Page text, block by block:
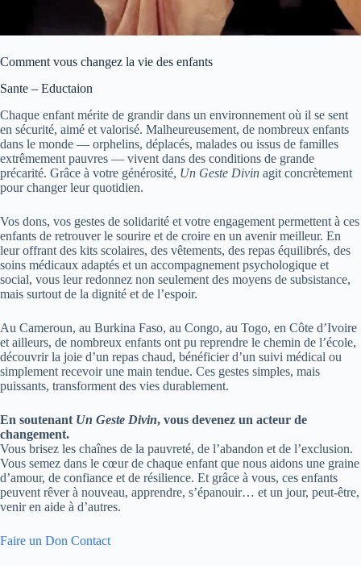
Comment vous changez la vie des enfants
Sante – Eductaion
Chaque enfant mérite de grandir dans un environnement où il se sent
en sécurité, aimé et valorisé. Malheureusement, de nombreux enfants
dans le monde — orphelins, déplacés, malades ou issus de familles
extrêmement pauvres — vivent dans des conditions de grande
précarité. Grâce à votre générosité, Un Geste Divin agit concrètement
pour changer leur quotidien.
Vos dons, vos gestes de solidarité et votre engagement permettent à ces
enfants de retrouver le sourire et de croire en un avenir meilleur. En
leur offrant des kits scolaires, des vêtements, des repas équilibrés, des
soins médicaux adaptés et un accompagnement psychologique et
social, vous leur redonnez non seulement des moyens de subsistance,
mais surtout de la dignité et de l’espoir.
Au Cameroun, au Burkina Faso, au Congo, au Togo, en Côte d’Ivoire
et ailleurs, de nombreux enfants ont pu reprendre le chemin de l’école,
découvrir la joie d’un repas chaud, bénéficier d’un suivi médical ou
simplement recevoir une main tendue. Ces gestes simples, mais
puissants, transforment des vies durablement.
En soutenant Un Geste Divin, vous devenez un acteur de
changement.
Vous brisez les chaînes de la pauvreté, de l’abandon et de l’exclusion.
Vous semez dans le cœur de chaque enfant que nous aidons une graine
d’amour, de confiance et de résilience. Et grâce à vous, ces enfants
peuvent rêver à nouveau, apprendre, s’épanouir… et un jour, peut-être,
venir en aide à d’autres.
Faire un Don Contact